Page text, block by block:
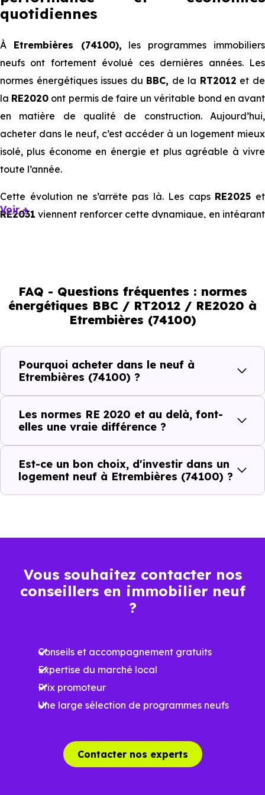
quotidiennes
À Etrembières (74100), les programmes immobiliers
neufs ont fortement évolué ces dernières années. Les
normes énergétiques issues du BBC, de la RT2012 et de
la RE2020 ont permis de faire un véritable bond en avant
en matière de qualité de construction. Aujourd’hui,
acheter dans le neuf, c’est accéder à un logement mieux
isolé, plus économe en énergie et plus agréable à vivre
toute l’année.
Cette évolution ne s’arrête pas là. Les caps RE2025 et
RE2031 viennent renforcer cette dynamique, en intégrant
immobilier, en valorisant les biens les plus performants.
En résumé :
Normes énergétiques de
l’immobilier neuf
BBC, RT2012, RE2020
Isolations thermiques
et phoniques
Économies
mensuelles sur les
Plus grande
Espaces ouverts
…
RE2025 et RE2031
à la construction
améliorées
environnemental
réduit
Voir +
FAQ - Questions fréquentes : normes
énergétiques BBC / RT2012 / RE2020 à
Etrembières (74100)
Pourquoi acheter dans le neuf à
Etrembières (74100) ?
Les normes RE 2020 et au delà, font-
elles une vraie différence ?
Est-ce un bon choix, d'investir dans un
logement neuf à Etrembières (74100) ?
Vous souhaitez contacter nos
conseillers en immobilier neuf
?
Conseils et accompagnement gratuits
Expertise du marché local
Prix promoteur
Une large sélection de programmes neufs
Contacter nos experts